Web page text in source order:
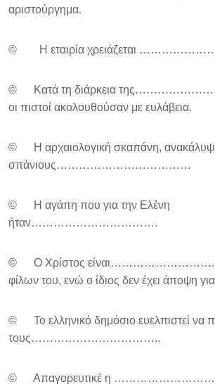
αριστούργημα.
© Η εταιρία χρειάζεται
© Κατά τη διάρκεια της……………………..
οι πιστοί ακολουθούσαν με ευλάβεια.
© Η αρχαιολογική σκαπάνη,
σπάνιους………………………………
© Η αγάπη που για την Ελένη
ήταν…………………………….
© Ο Χρίστος είναι……………………….
φίλων του, ενώ ο ίδιος δεν έχει άποψη
© Το ελληνικό δημόσιο ευελπιστεί να
τους……………………………..
© Απαγορευτικέ η …………………………